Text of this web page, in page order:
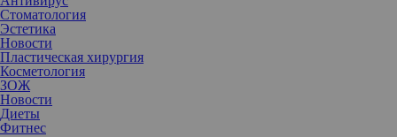
Стоматология
Эстетика
Новости
Пластическая хирургия
Косметология
ЗОЖ
Новости
Диеты
Фитнес